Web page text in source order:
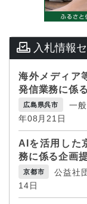
入札情報
海外メディア
発信業務に係
広島県呉市
一
年08月21日
AIを活用した
務に係る企画
京都市
公益社
14日